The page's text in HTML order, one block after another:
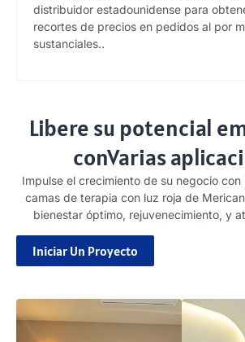
distribuidor estadounidense para
recortes de precios en pedidos al por
sustanciales..
Libere su potencial
conVarias
Impulse el crecimiento de su negocio con
camas de terapia con luz roja de
bienestar óptimo, rejuvenecimiento, y
Iniciar Un Proyecto